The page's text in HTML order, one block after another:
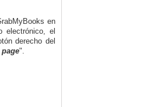
en
electrónico, el
derecho del
".